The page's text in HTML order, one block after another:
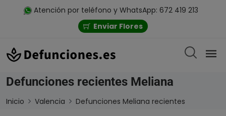
Atención por teléfono y WhatsApp: 672 419 213
Enviar Flores
Defunciones recientes Meliana
Inicio Valencia Defunciones Meliana recientes